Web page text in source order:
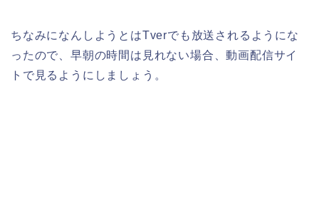
ちなみになんしようとはTverでも放送されるようにな
ったので、早朝の時間は見れない場合、動画配信サイ
トで見るようにしましょう。